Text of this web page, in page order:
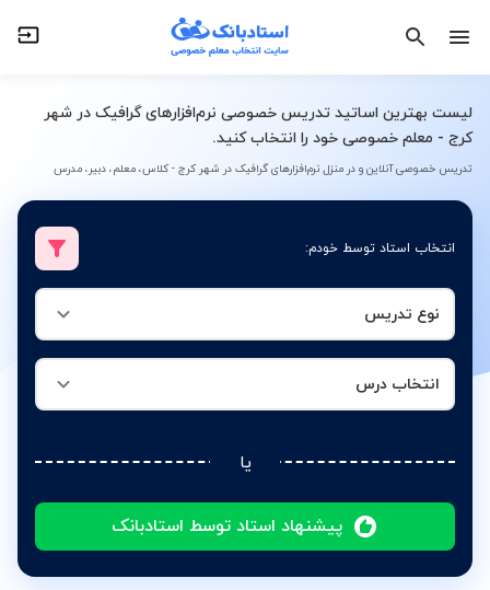
لیست بهترین اساتید تدریس خصوصی نرم‌افزارهای گرافیک در شهر
کرج - معلم خصوصی خود را انتخاب کنید.
تدریس خصوصی آنلاین و در منزل نرم‌افزارهای گرافیک در شهر کرج - کلاس، معلم، دبیر، مدرس
انتخاب استاد توسط خودم:
نوع تدریس
انتخاب درس
یا
پیشنهاد استاد توسط استادبانک
انتخاب درس